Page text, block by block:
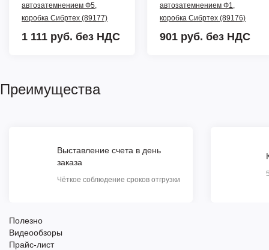
автозатемнением Ф5,
коробка Сибртех (89177)
1 111 руб. без НДС
автозатемнением Ф1,
коробка Сибртех (89176)
901 руб. без НДС
Преимущества
Выставление счета в день
заказа
Чёткое соблюдение сроков отгрузки
Полезно
Видеообзоры
Прайс-лист